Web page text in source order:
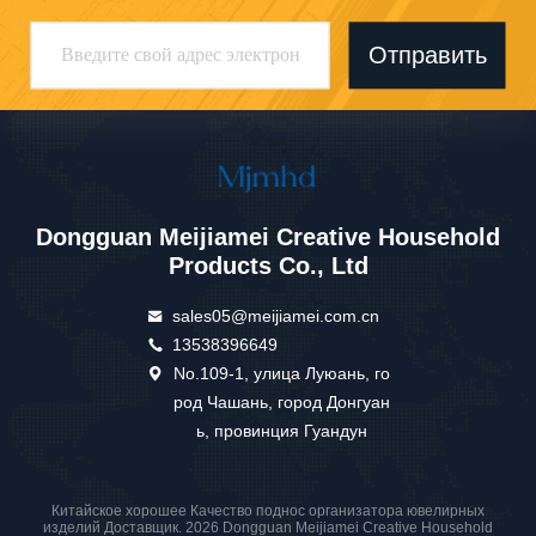
Отправить
Dongguan Meijiamei Creative Household
Products Co., Ltd
sales05@meijiamei.com.cn
13538396649
No.109-1, улица Луюань, го
род Чашань, город Донгуан
ь, провинция Гуандун
Китайское хорошее Качество поднос организатора ювелирных
изделий Доставщик. 2026 Dongguan Meijiamei Creative Household